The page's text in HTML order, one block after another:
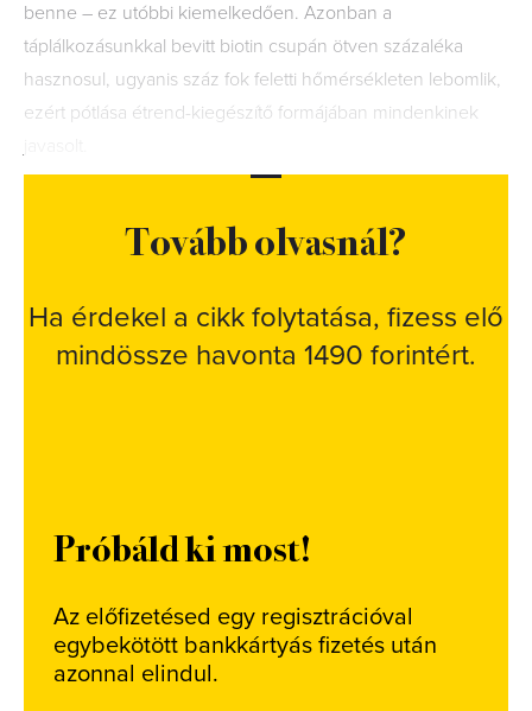
benne – ez utóbbi kiemelkedően. Azonban a
táplálkozásunkkal bevitt biotin csupán ötven százaléka
hasznosul, ugyanis száz fok feletti hőmérsékleten lebomlik,
ezért pótlása étrend-kiegészítő formájában mindenkinek
Tovább olvasnál?
Ha érdekel a cikk folytatása, fizess elő
mindössze havonta 1490 forintért.
Próbáld ki most!
Az előfizetésed egy regisztrációval
egybekötött bankkártyás fizetés után
azonnal elindul.